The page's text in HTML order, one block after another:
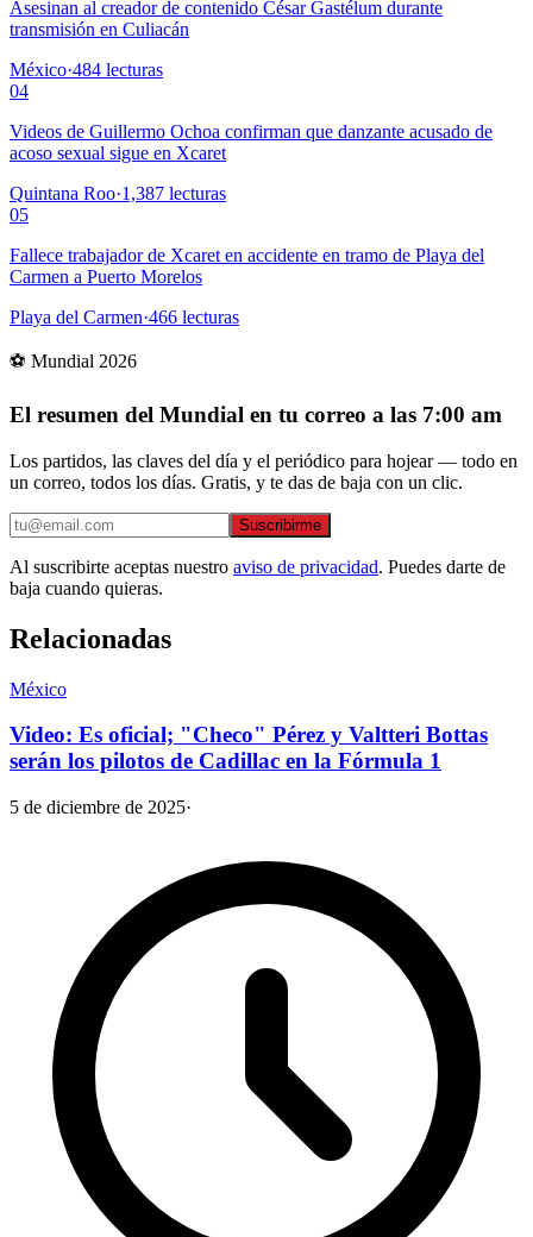
Asesinan al creador de contenido César Gastélum durante
transmisión en Culiacán
México·484 lecturas
04
Videos de Guillermo Ochoa confirman que danzante acusado de
acoso sexual sigue en Xcaret
Quintana Roo·1,387 lecturas
05
Fallece trabajador de Xcaret en accidente en tramo de Playa del
Carmen a Puerto Morelos
Playa del Carmen·466 lecturas
⚽ Mundial 2026
El resumen del Mundial en tu correo a las 7:00 am
Los partidos, las claves del día y el periódico para hojear — todo en
un correo, todos los días. Gratis, y te das de baja con un clic.
Suscribirme
Al suscribirte aceptas nuestro aviso de privacidad. Puedes darte de
baja cuando quieras.
Relacionadas
México
Video: Es oficial; "Checo" Pérez y Valtteri Bottas
serán los pilotos de Cadillac en la Fórmula 1
5 de diciembre de 2025·